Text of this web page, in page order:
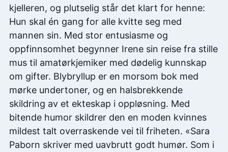
kjelleren, og plutselig står det klart for henne:
Hun skal én gang for alle kvitte seg med
mannen sin. Med stor entusiasme og
oppfinnsomhet begynner Irene sin reise fra stille
mus til amatørkjemiker med dødelig kunnskap
om gifter. Blybryllup er en morsom bok med
mørke undertoner, og en halsbrekkende
skildring av et ekteskap i oppløsning. Med
bitende humor skildrer den en moden kvinnes
mildest talt overraskende vei til friheten. «Sara
Paborn skriver med uavbrutt godt humør. Som i